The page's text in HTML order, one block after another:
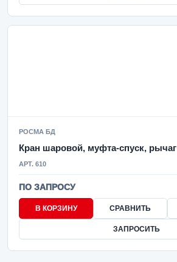
РОСМА БД
Кран шаровой, муфта-спуск, рычаг
АРТ. 610
ПО ЗАПРОСУ
В КОРЗИНУ СРАВНИТЬ
ЗАПРОСИТЬ